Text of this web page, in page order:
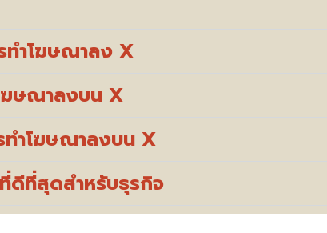
ทำโฆษณาลง X
ฆษณาลงบน X
ทำโฆษณาลงบน X
ที่ดีที่สุดสำหรับธุรกิจ